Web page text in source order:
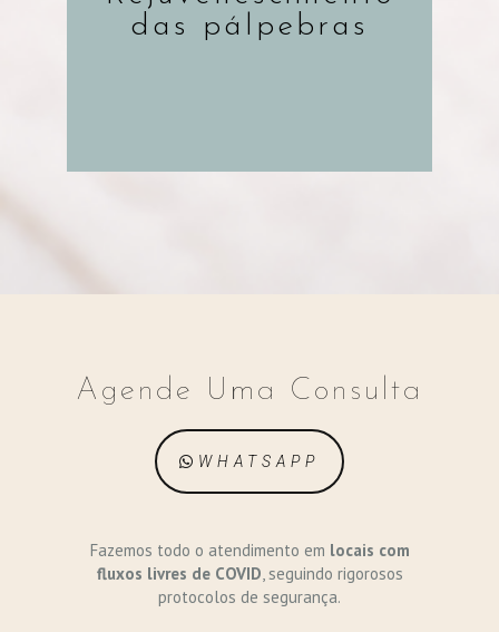
das pálpebras
Agende Uma Consulta
WHATSAPP
Fazemos todo o atendimento em locais com
fluxos livres de COVID, seguindo rigorosos
protocolos de segurança.